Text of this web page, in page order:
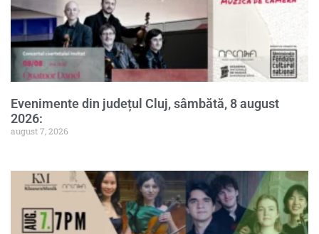
Evenimente din județul Cluj, sâmbătă, 8 august
2026:
august 7, 2026